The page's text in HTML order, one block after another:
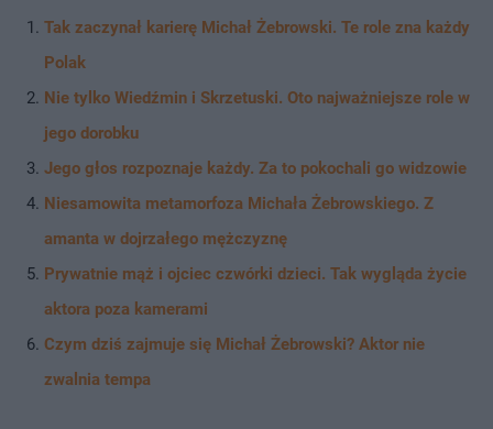
Tak zaczynał karierę Michał Żebrowski. Te role zna każdy
Polak
Nie tylko Wiedźmin i Skrzetuski. Oto najważniejsze role w
jego dorobku
Jego głos rozpoznaje każdy. Za to pokochali go widzowie
Niesamowita metamorfoza Michała Żebrowskiego. Z
amanta w dojrzałego mężczyznę
Prywatnie mąż i ojciec czwórki dzieci. Tak wygląda życie
aktora poza kamerami
Czym dziś zajmuje się Michał Żebrowski? Aktor nie
zwalnia tempa